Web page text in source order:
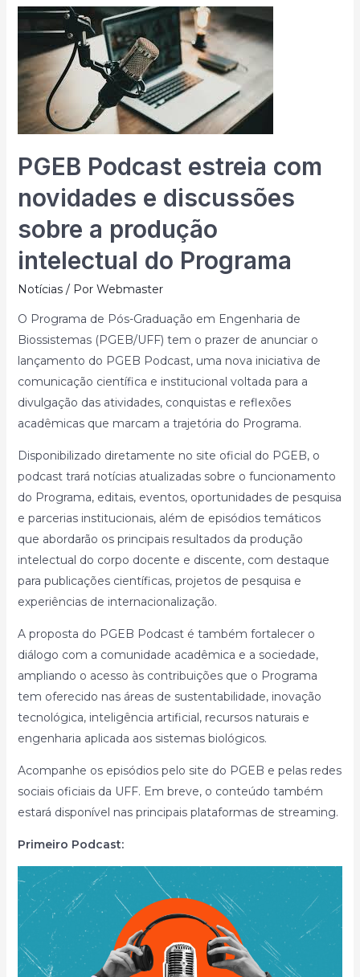
PGEB Podcast estreia com
novidades e discussões
sobre a produção
intelectual do Programa
Notícias/ Por Webmaster
O Programa de Pós-Graduação em Engenharia de
Biossistemas (PGEB/UFF) tem o prazer de anunciar o
lançamento do PGEB Podcast, uma nova iniciativa de
comunicação científica e institucional voltada para a
divulgação das atividades, conquistas e reflexões
acadêmicas que marcam a trajetória do Programa.
Disponibilizado diretamente no site oficial do PGEB, o
podcast trará notícias atualizadas sobre o funcionamento
do Programa, editais, eventos, oportunidades de pesquisa
e parcerias institucionais, além de episódios temáticos
que abordarão os principais resultados da produção
intelectual do corpo docente e discente, com destaque
para publicações científicas, projetos de pesquisa e
experiências de internacionalização.
A proposta do PGEB Podcast é também fortalecer o
diálogo com a comunidade acadêmica e a sociedade,
ampliando o acesso às contribuições que o Programa
tem oferecido nas áreas de sustentabilidade, inovação
tecnológica, inteligência artificial, recursos naturais e
engenharia aplicada aos sistemas biológicos.
Acompanhe os episódios pelo site do PGEB e pelas redes
sociais oficiais da UFF. Em breve, o conteúdo também
estará disponível nas principais plataformas de streaming.
Primeiro Podcast: